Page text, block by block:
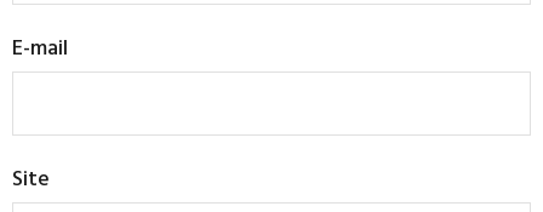
E-mail
Site